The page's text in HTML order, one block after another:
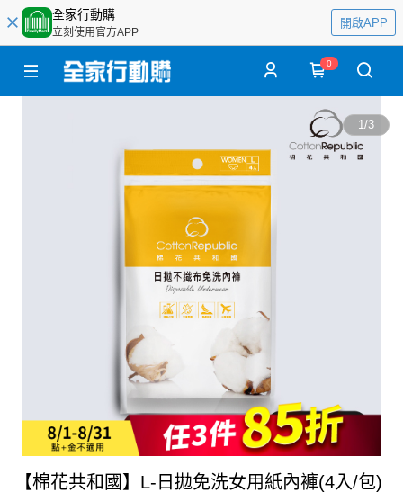
全家行動購
立刻使用官方APP
開啟APP
0
1/3
【棉花共和國】L-日拋免洗女用紙內褲(4入/包)